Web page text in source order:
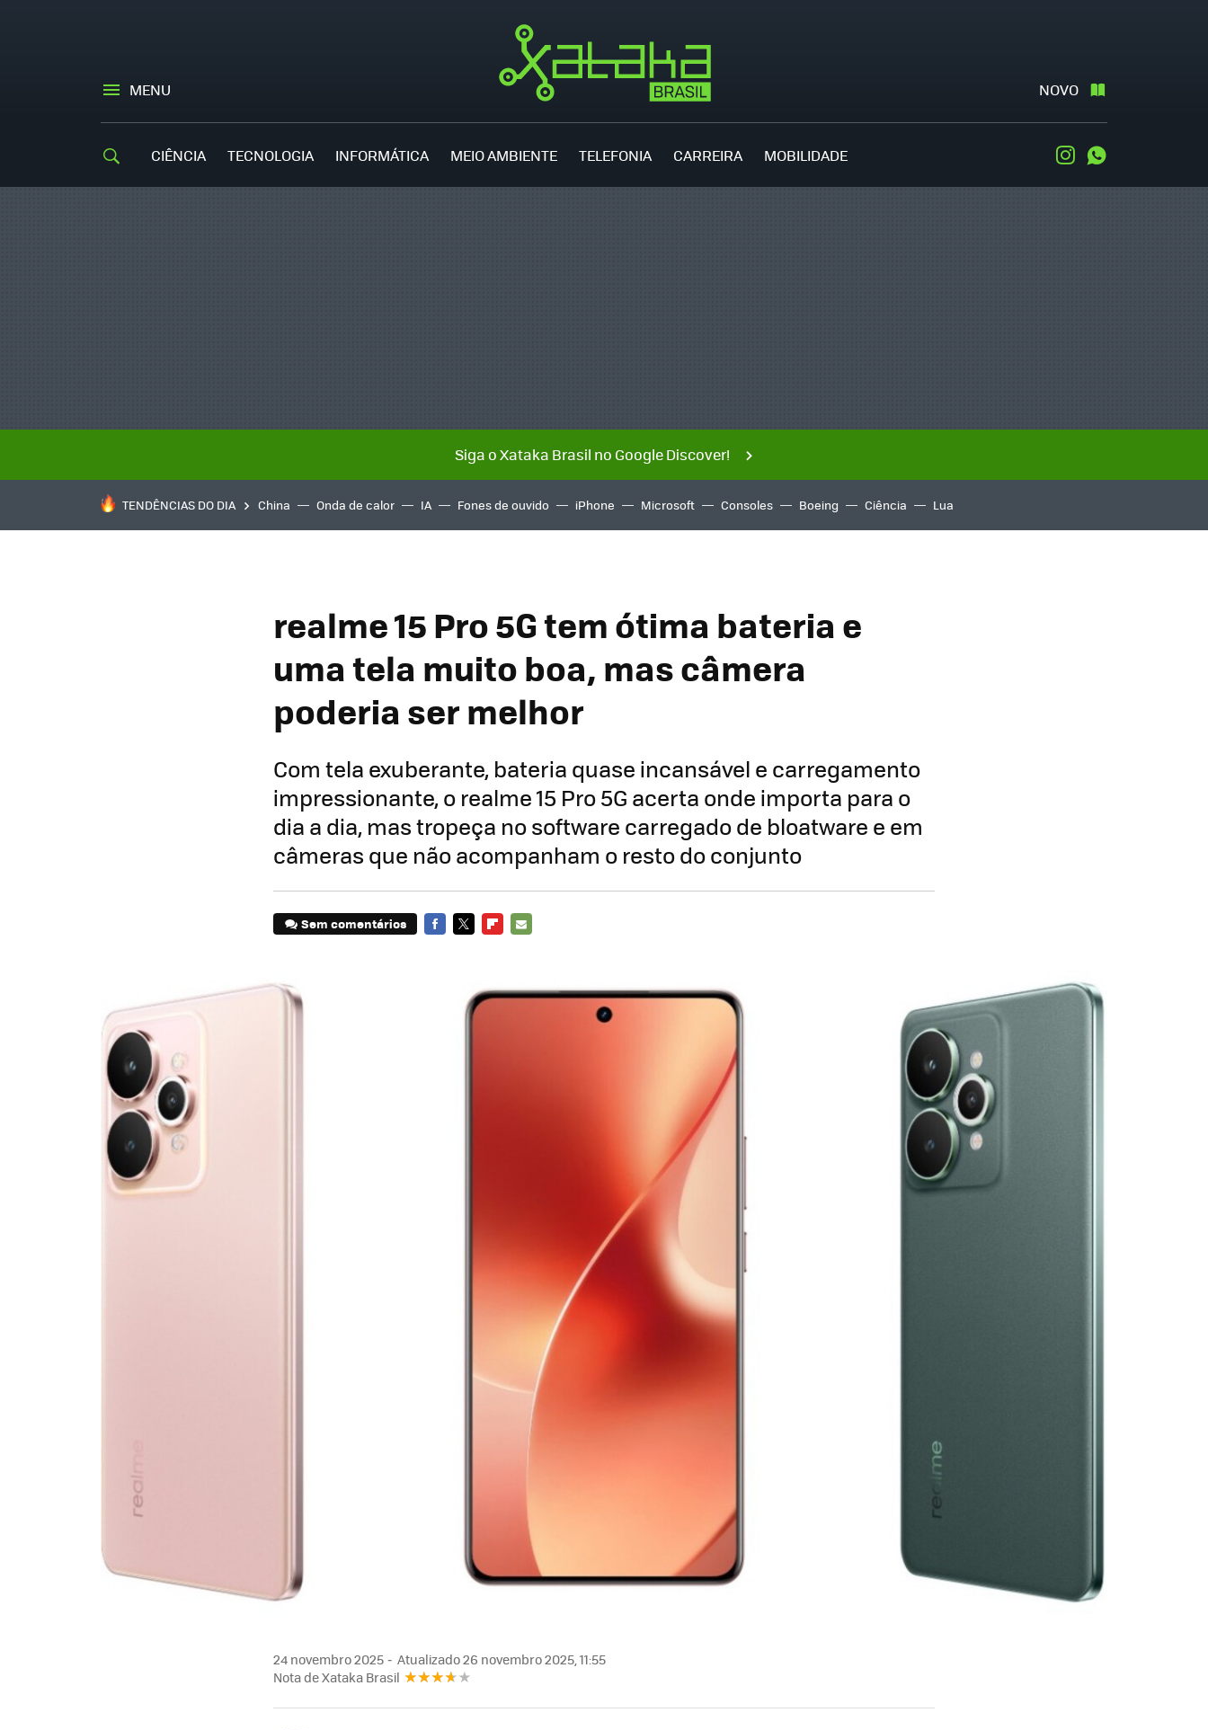
MENU NOVO
CIÊNCIA TECNOLOGIA INFORMÁTICA MEIO AMBIENTE TELEFONIA CARREIRA MOBILIDADE Instagram
Siga o Xataka Brasil no Google Discover!
TENDÊNCIAS DO DIA China Onda de calor IA Fones de ouvido iPhone Microsoft Consoles Boeing Ciência Lua
realme 15 Pro 5G tem ótima bateria e
uma tela muito boa, mas câmera
poderia ser melhor
Com tela exuberante, bateria quase incansável e carregamento
impressionante, o realme 15 Pro 5G acerta onde importa para o
dia a dia, mas tropeça no software carregado de bloatware e em
câmeras que não acompanham o resto do conjunto
Sem comentários
24 novembro 2025
Atualizado 26 novembro 2025, 11:55
Nota de Xataka Brasil